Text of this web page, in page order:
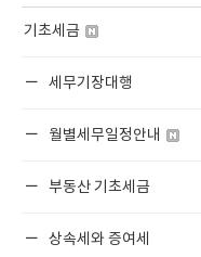
기초세금
세무기장대행
월별세무일정안내
부동산 기초세금
상속세와 증여세